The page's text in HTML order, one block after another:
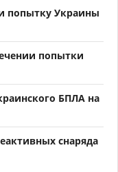
попытку Украины
попытки
БПЛА на
снаряда